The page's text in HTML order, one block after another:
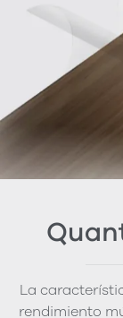
La
rendimiento